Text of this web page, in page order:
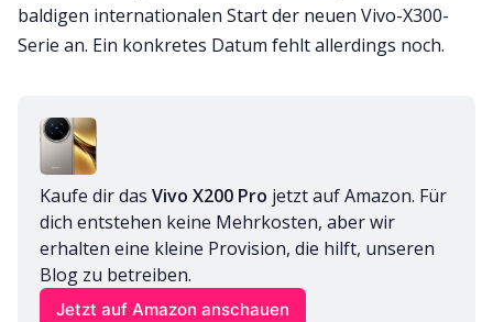
baldigen internationalen Start der neuen Vivo-X300-
Serie an. Ein konkretes Datum fehlt allerdings noch.
Kaufe dir das Vivo X200 Pro jetzt auf Amazon. Für
dich entstehen keine Mehrkosten, aber wir
erhalten eine kleine Provision, die hilft, unseren
Blog zu betreiben.
Jetzt auf Amazon anschauen